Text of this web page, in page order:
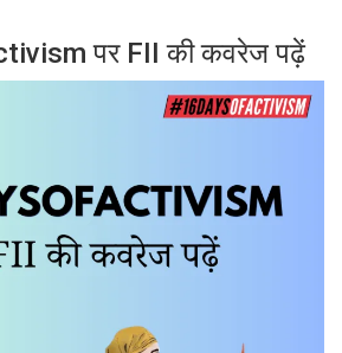
पर FII की कवरेज पढ़ें